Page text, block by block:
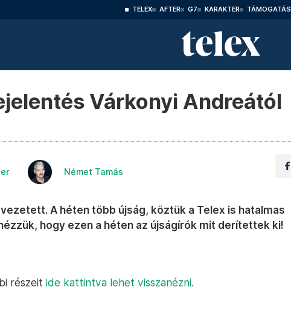
TELEX AFTER G7 KARAKTER TÁMOGATÁS
Várkonyi Andreától
Német Tamás
A héten több újság, köztük a Telex is hatalmas
hogy ezen a héten az újságírók mit derítettek ki!
részeit ide kattintva lehet visszanézni.